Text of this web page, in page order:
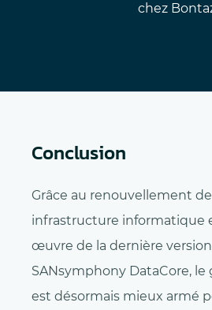
chez
Conclusion
Grâce au renouvellement
infrastructure informatique
œuvre de la dernière
SANsymphony DataCore,
est désormais mieux armé